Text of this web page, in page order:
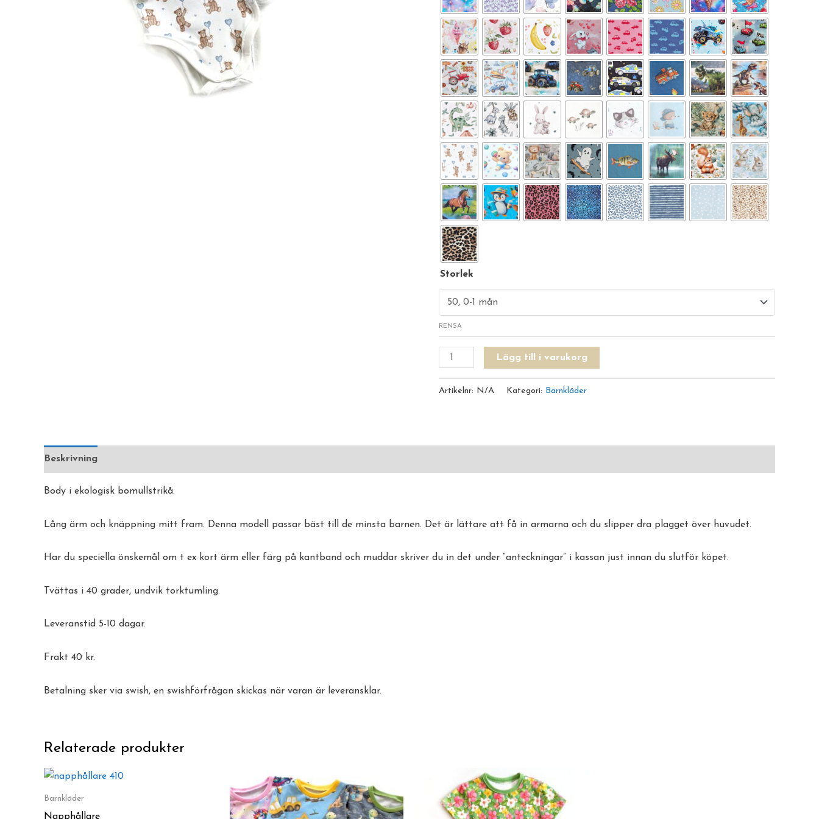
Storlek
RENSA
Lägg till i varukorg
Artikelnr: N/A Kategori: Barnkläder
Beskrivning
Body i ekologisk bomullstrikå.
Lång ärm och knäppning mitt fram. Denna modell passar bäst till de minsta barnen. Det är lättare att få in armarna och du slipper dra plagget över huvudet.
Har du speciella önskemål om t ex kort ärm eller färg på kantband och muddar skriver du in det under “anteckningar” i kassan just innan du slutför köpet.
Tvättas i 40 grader, undvik torktumling.
Leveranstid 5-10 dagar.
Frakt 40 kr.
Betalning sker via swish, en swishförfrågan skickas när varan är leveransklar.
Relaterade produkter
Barnkläder
Napphållare
220kr
till
280kr
Den
här
produkten
Prisintervall:
290kr
till
350kr
Den
här
produkten